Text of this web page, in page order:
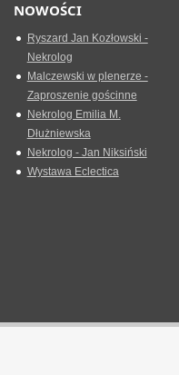
NOWOŚCI
Ryszard Jan Kozłowski -
Nekrolog
Malczewski w plenerze -
Zaproszenie gościnne
Nekrolog Emilia M.
Dłużniewska
Nekrolog - Jan Niksiński
Wystawa Eclectica